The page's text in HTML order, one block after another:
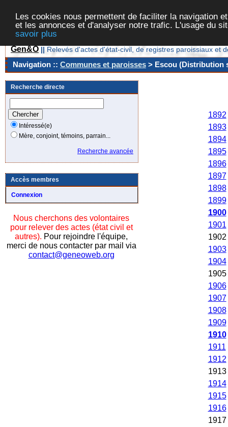
Les cookies nous permettent de faciliter la navigation
et les annonces et d'analyser notre trafic. L'usage du
savoir plus
Gen&O || Relevés d'actes d'état-civil, de registres paroissiaux et
Navigation :: Communes et paroisses > Escou (Distribution
Recherche directe
Intéressé(e)
Mère, conjoint, témoins, parrain...
Recherche avancée
Accès membres
Connexion
Nous cherchons des volontaires
pour relever des actes (état civil et
autres). Pour rejoindre l'équipe,
merci de nous contacter par mail via
contact@geneoweb.org
1892
1893
1894
1895
1896
1897
1898
1899
1900
1901
1902
1903
1904
1905
1906
1907
1908
1909
1910
1911
1912
1913
1914
1915
1916
1917